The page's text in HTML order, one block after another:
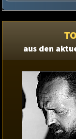
aus den